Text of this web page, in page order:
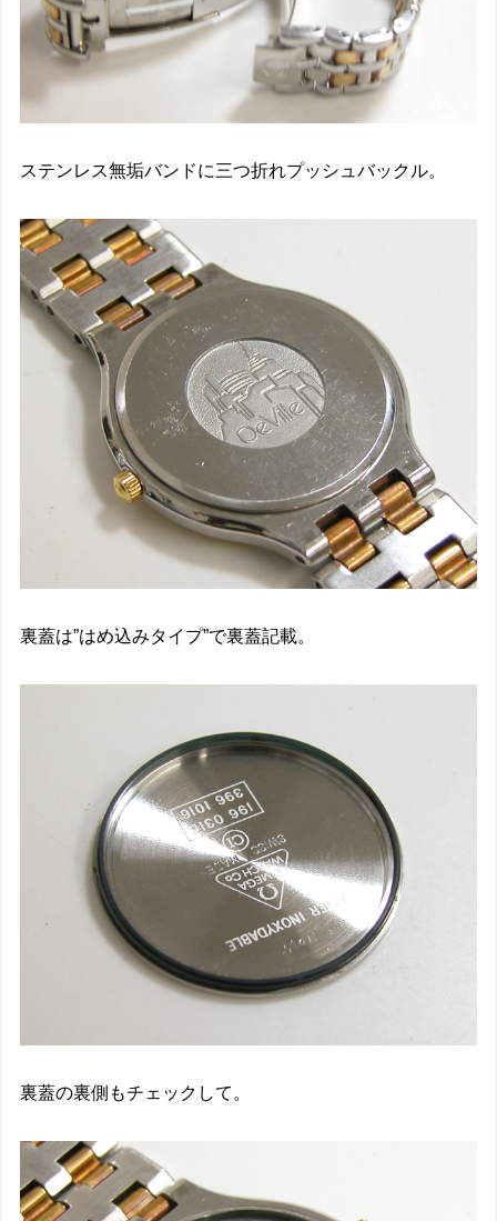
ステンレス無垢バンドに三つ折れプッシュバックル。
裏蓋は”はめ込みタイプ”で裏蓋記載。
裏蓋の裏側もチェックして。